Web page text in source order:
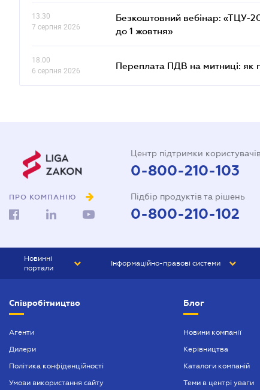
13.30
7 серпня 2026
Безкоштовний вебінар: «ТЦУ-
до 1 жовтня»
18.00
6 серпня 2026
Переплата ПДВ на митниці: як
ПРО КОМПАНІЮ
Центр підтримки
0-800-210-103
Підбір продуктів та рішень
0-800-210-102
Новинні
портали
БІЗНЕС
Інформаційно-правові системи
БУХГАЛТЕР ПРОФ
Співробітництво
Агенти
Дилери
Політика конфіденційності
Умови використання сайту
Блог
Новини компанії
Керівництва
Каталоги компаній
Теми в центрі уваги